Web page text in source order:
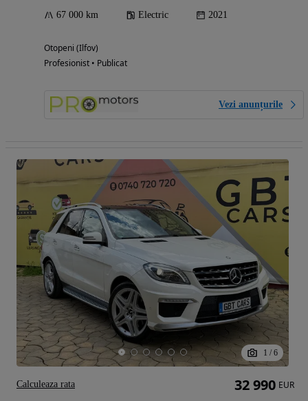
67 000 km Electric 2021
Otopeni (Ilfov)
Profesionist • Publicat
Vezi anunțurile
1 / 6
32 990 EUR
Calculeaza rata